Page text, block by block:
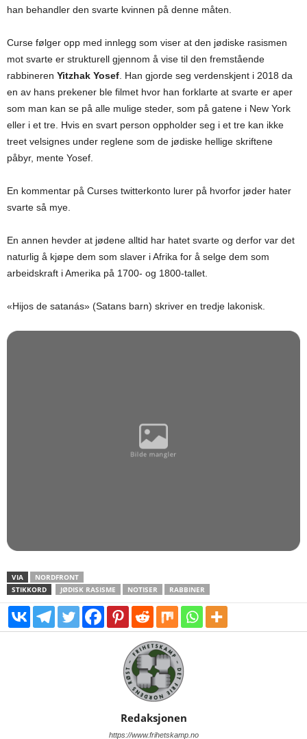
han behandler den svarte kvinnen på denne måten.
Curse følger opp med innlegg som viser at den jødiske rasismen
mot svarte er strukturell gjennom å vise til den fremstående
rabbineren Yitzhak Yosef . Han gjorde seg verdenskjent i 2018 da
en av hans prekener ble filmet hvor han forklarte at svarte er aper
som man kan se på alle mulige steder, som på gatene i New York
eller i et tre. Hvis en svart person oppholder seg i et tre kan ikke
treet velsignes under reglene som de jødiske hellige skriftene
påbyr, mente Yosef.
En kommentar på Curses twitterkonto lurer på hvorfor jøder hater
svarte så mye.
En annen hevder at jødene alltid har hatet svarte og derfor var det
naturlig å kjøpe dem som slaver i Afrika for å selge dem som
arbeidskraft i Amerika på 1700- og 1800-tallet.
«Hijos de satanás» (Satans barn) skriver en tredje lakonisk.
VIA
NORDFRONT
STIKKORD
JØDISK RASISME NOTISER RABBINER
Redaksjonen
https://www.frihetskamp.no